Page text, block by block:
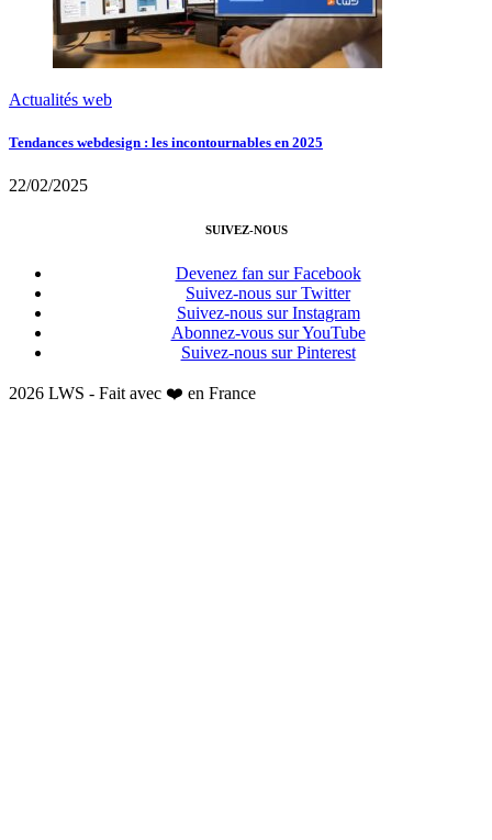
Actualités web
Tendances webdesign : les incontournables en 2025
22/02/2025
SUIVEZ-NOUS
Devenez fan sur Facebook
Suivez-nous sur Twitter
Suivez-nous sur Instagram
Abonnez-vous sur YouTube
Suivez-nous sur Pinterest
2026 LWS - Fait avec ❤️ en France